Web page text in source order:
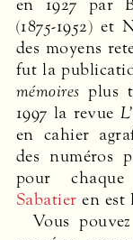
en 1927 par
(1875-1952) et
des moyens
fut la
mémoires plus
1997 la revue
en cahier
des numéros
pour
Sabatier en est
Vous